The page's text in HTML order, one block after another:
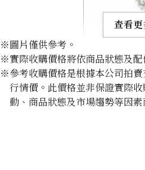
Black opal brooch 20.19 ct
查看更
※圖片僅供參考。
※實際收購價格將依商品狀態及配
※參考收購價格是根據本公司拍
行情價。此價格並非保證實際
動、商品狀態及市場趨勢等因素